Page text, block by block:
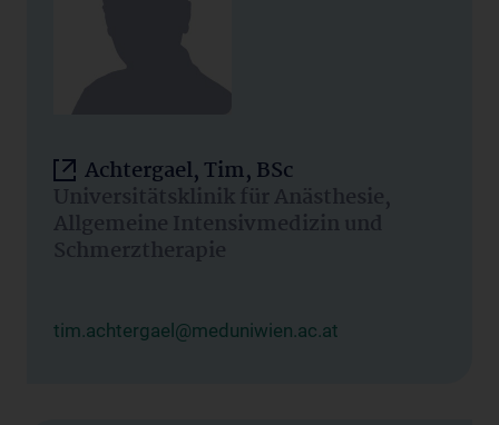
Achtergael, Tim, BSc
Universitätsklinik für Anästhesie,
Allgemeine Intensivmedizin und
Schmerztherapie
tim.achtergael@meduniwien.ac.at